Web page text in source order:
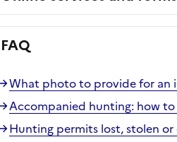
FAQ
What photo to provide for an
Accompanied hunting: how
Hunting permits lost, stolen